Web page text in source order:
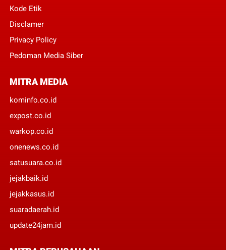
Kode Etik
Disclamer
Privacy Policy
Pedoman Media Siber
MITRA MEDIA
kominfo.co.id
expost.co.id
warkop.co.id
onenews.co.id
satusuara.co.id
jejakbaik.id
jejakkasus.id
suaradaerah.id
update24jam.id